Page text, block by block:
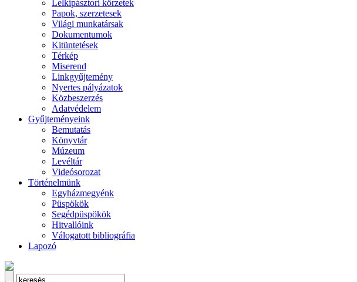
Lelkipásztori körzetek
Papok, szerzetesek
Világi munkatársak
Dokumentumok
Kitüntetések
Térkép
Miserend
Linkgyűjtemény
Nyertes pályázatok
Közbeszerzés
Adatvédelem
Gyűjteményeink
Bemutatás
Könyvtár
Múzeum
Levéltár
Videósorozat
Történelmünk
Egyházmegyénk
Püspökök
Segédpüspökök
Hitvallóink
Válogatott bibliográfia
Lapozó